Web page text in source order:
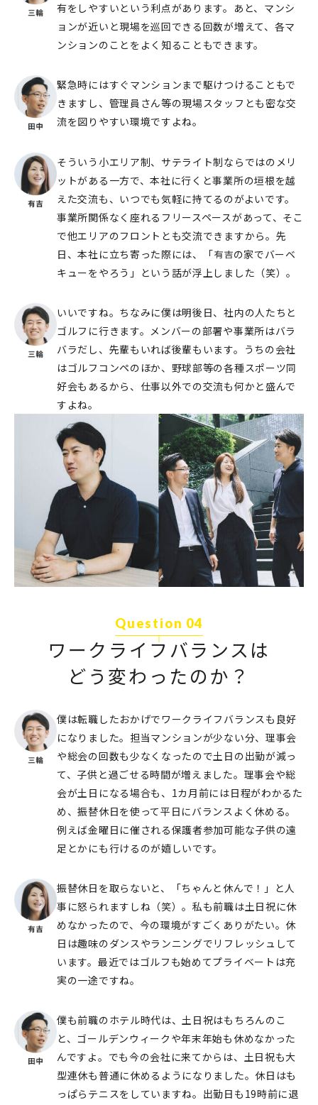
有をしやすいという利点があります。あと、マンシ
ョンが近いと現場を巡回できる回数が増えて、各マ
ンションのことをよく知ることもできます。
緊急時にはすぐマンションまで駆けつけることもで
きますし、管理員さん等の現場スタッフとも密な交
流を図りやすい環境ですよね。
そういう小エリア制、サテライト制ならではのメリ
ットがある一方で、本社に行くと事業所の垣根を越
えた交流も、いつでも気軽に持てるのがよいです。
事業所関係なく座れるフリースペースがあって、そこ
で他エリアのフロントとも交流できますから。先
日、本社に立ち寄った際には、「
の家でバーベ
キューをやろう」という話が浮上しました（笑）。
いいですね。ちなみに僕は明後日、社内の人たちと
ゴルフに行きます。メンバーの部署や事業所はバラ
バラだし、先輩もいれば後輩もいます。うちの会社
はゴルフコンペのほか、野球部等の各種スポーツ同
好会もあるから、仕事以外での交流も何かと盛んで
すよね。
Question 04
ワークライフバランスは
どう変わったのか？
僕は転職したおかげでワークライフバランスも良好
になりました。担当マンションが少ない分、理事会
や総会の回数も少なくなったので土日の出勤が減っ
て、子供と過ごせる時間が増えました。理事会や総
会が土日になる場合も、1カ月前には日程がわかるた
め、振替休日を使って平日にバランスよく休める。
例えば金曜日に催される保護者参加可能な子供の遠
足とかにも行けるのが嬉しいです。
振替休日を取らないと、「ちゃんと休んで！」と人
事に怒られますしね（笑）。私も前職は土日祝に休
めなかったので、今の環境がすごくありがたい。休
日は趣味のダンスやランニングでリフレッシュして
います。最近ではゴルフも始めてプライベートは充
実の一途ですね。
僕も前職のホテル時代は、土日祝はもちろんのこ
と、ゴールデンウィークや年末年始も休めなかった
んですよ。でも今の会社に来てからは、土日祝も大
型連休も普通に休めるようになりました。休⽇はも
っぱらテニスをしていますね。出勤日も19時前に退